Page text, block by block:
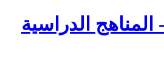
الدراسية